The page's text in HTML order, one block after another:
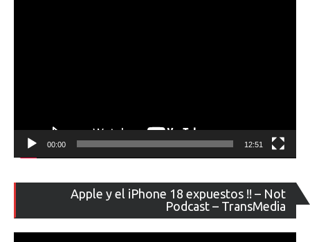
00:00 12:51
Apple y el iPhone 18 expuestos !! – Not
Podcast – TransMedia
de